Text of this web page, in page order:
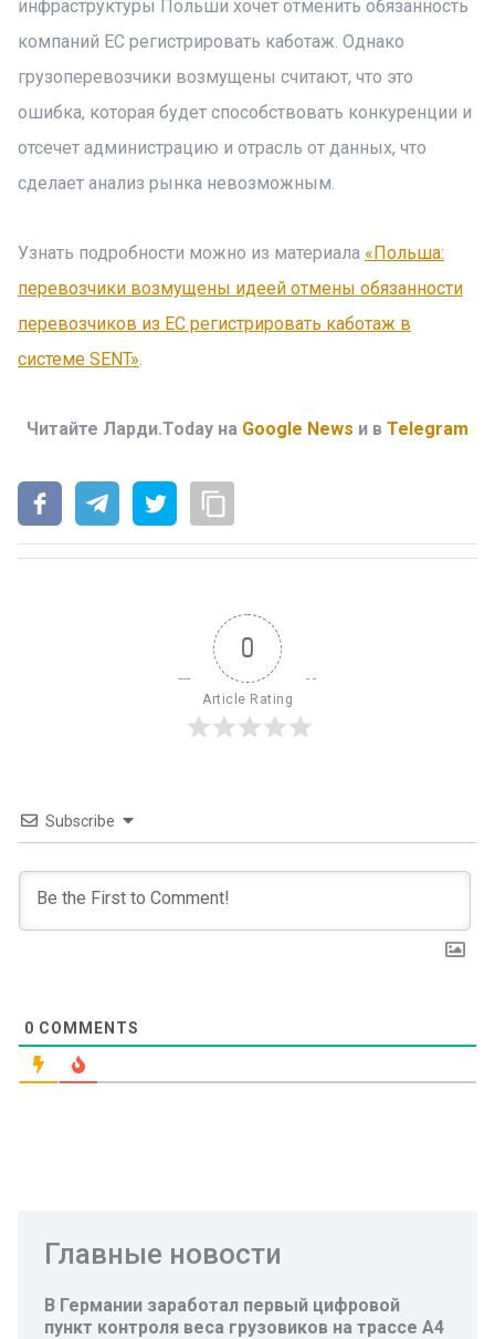
инфраструктуры Польши хочет отменить обязанность
компаний ЕС регистрировать каботаж. Однако
грузоперевозчики возмущены считают, что это
ошибка, которая будет способствовать конкуренции и
отсечет администрацию и отрасль от данных, что
сделает анализ рынка невозможным.
Узнать подробности можно из материала «Польша:
перевозчики возмущены идеей отмены обязанности
перевозчиков из ЕС регистрировать каботаж в
системе SENT».
Читайте Ларди.Today на Google News и в Telegram
0
Article Rating
Subscribe
0 COMMENTS
Главные новости
В Германии заработал первый цифровой
пункт контроля веса грузовиков на трассе A4